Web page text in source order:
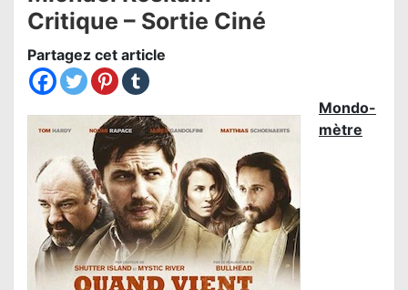
Critique – Sortie Ciné
Partagez cet article
Mondo-
mètre